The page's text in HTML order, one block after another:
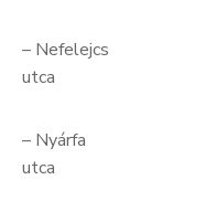
– Nefelejcs
– Nyárfa